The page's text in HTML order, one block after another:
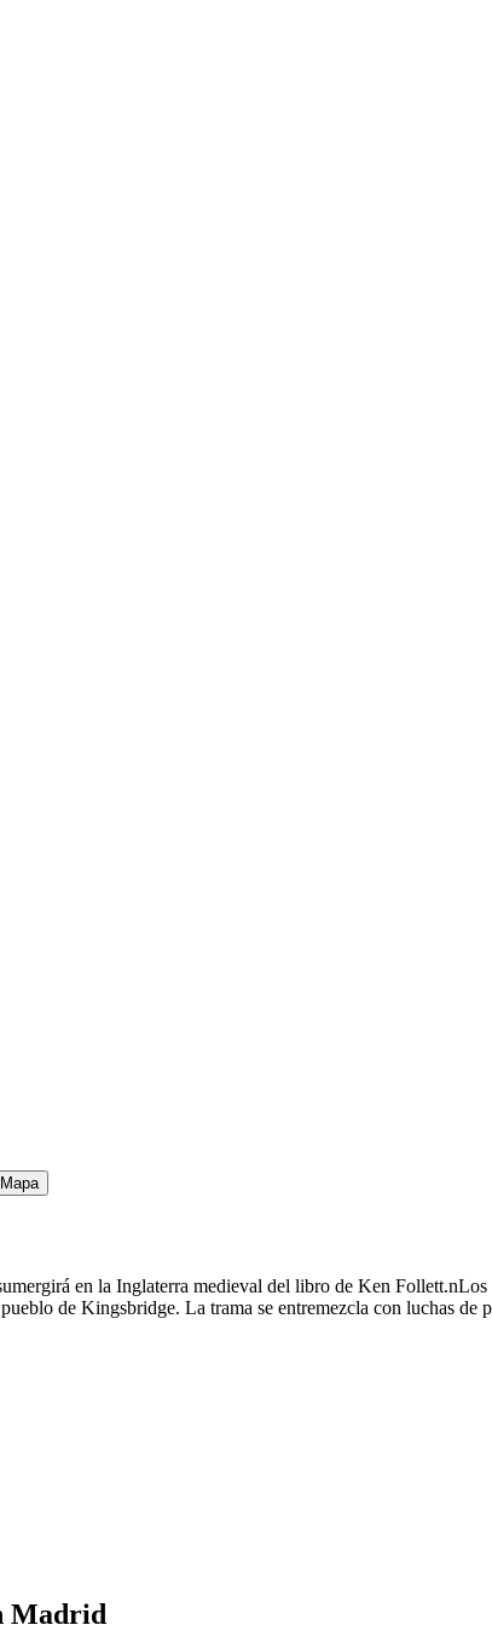
en la Inglaterra medieval del libro de Ken
de Kingsbridge. La trama se entremezcla con luchas de
Madrid